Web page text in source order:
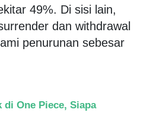
49%. Di sisi lain,
dan withdrawal
penurunan sebesar
One Piece, Siapa